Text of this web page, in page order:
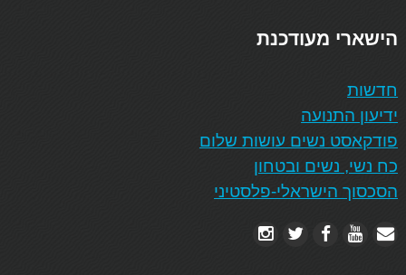
הישארי מעודכנת
חדשות
ידיעון התנועה
פודקאסט נשים עושות שלום
כח נשי, נשים ובטחון
הסכסוך הישראלי-פלסטיני